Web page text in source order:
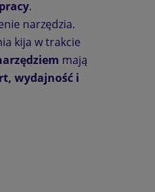
.
narzędzia.
kija w trakcie
mają
wydajność i